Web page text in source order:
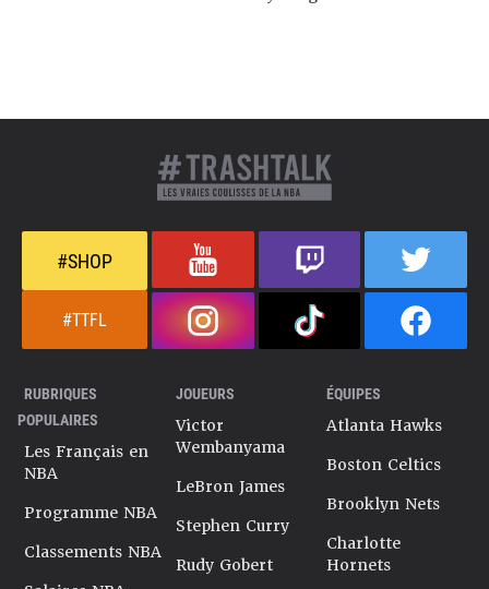
#SHOP
#TTFL
RUBRIQUES
POPULAIRES
Les Français en
NBA
Programme NBA
Classements NBA
JOUEURS
Victor
Wembanyama
LeBron James
Stephen Curry
Rudy Gobert
ÉQUIPES
Atlanta Hawks
Boston Celtics
Brooklyn Nets
Charlotte
Hornets